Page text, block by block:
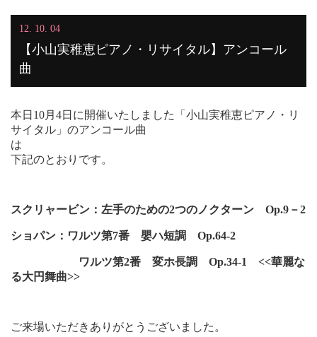
12. 10. 04
【小山実稚恵ピアノ・リサイタル】アンコール
曲
本日10月4日に開催いたしました「小山実稚恵ピアノ・リ
サイタル」のアンコール曲
下記のとおりです。
スクリャービン：左手のための2つのノクターン Op.9－2
ショパン：ワルツ第7番 嬰ハ短調 Op.64-2
ワルツ第2番 変ホ長調 Op.34-1 <<華麗な
る大円舞曲>>
ご来場いただきありがとうございました。